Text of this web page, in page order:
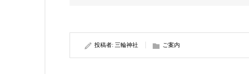
投稿者: 三輪神社 ご案内